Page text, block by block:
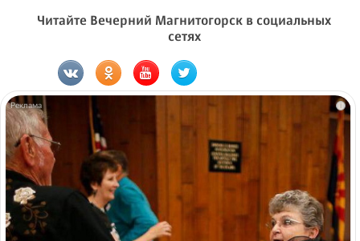
Читайте Вечерний Магнитогорск в социальных
сетях
i